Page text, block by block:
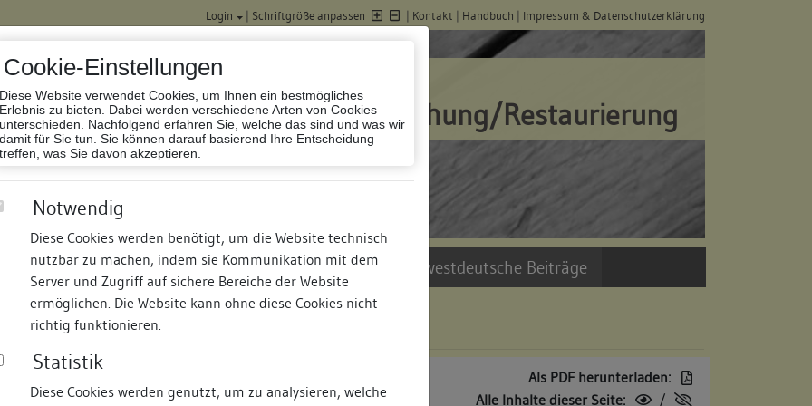
Cookie-Einstellungen
Diese Website verwendet Cookies, um Ihnen ein bestmögliches
Erlebnis zu bieten. Dabei werden verschiedene Arten von Cookies
unterschieden. Nachfolgend erfahren Sie, welche das sind und was wir
damit für Sie tun. Sie können darauf basierend Ihre Entscheidung
treffen, was Sie davon akzeptieren.
Notwendig
Diese Cookies werden benötigt, um die Website technisch
nutzbar zu machen, indem sie Kommunikation mit dem
Server und Zugriff auf sichere Bereiche der Website
ermöglichen. Die Website kann ohne diese Cookies nicht
richtig funktionieren.
Statistik
Diese Cookies werden genutzt, um zu analysieren, welche
Login | Schriftgröße anpassen | Kontakt | Handbuch | Impressum & Datenschutzerklärung
Datenbank Bauforschung/Restaurierung
Termine Suche Freie Bauforscher:innen Südwestdeutsche Beiträge
"Zur Katz"
Als PDF herunterladen:
Alle Inhalte dieser Seite:
/